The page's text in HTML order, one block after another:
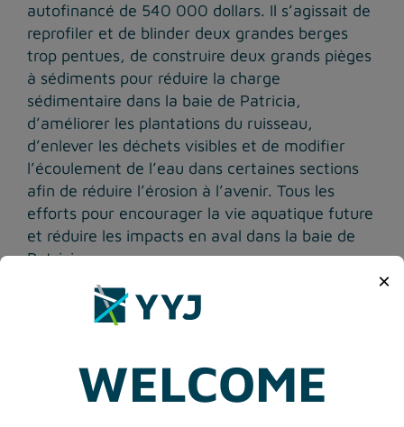
×
WELCOME
autofinancé de 540 000 dollars. Il s’agissait de
reprofiler et de blinder deux grandes berges
trop pentues, de construire deux grands pièges
à sédiments pour réduire la charge
sédimentaire dans la baie de Patricia,
d’améliorer les plantations du ruisseau,
d’enlever les déchets visibles et de modifier
l’écoulement de l’eau dans certaines sections
afin de réduire l’érosion à l’avenir. Tous les
efforts pour encourager la vie aquatique future
et réduire les impacts en aval dans la baie de
Patricia.
« Nous sommes très heureux d’être reconnus
pour cet important projet environnemental.
matière de gestion de l’environnement. Nos
opérations sont soutenues et guidées par un